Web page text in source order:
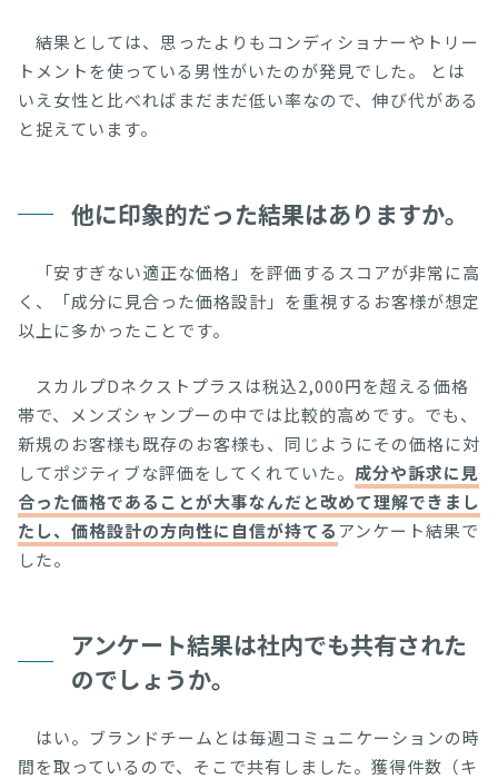
結果としては、思ったよりもコンディショナーやトリー
トメントを使っている男性がいたのが発見でした。 とは
いえ女性と比べればまだまだ低い率なので、伸び代がある
と捉えています。
他に印象的だった結果はありますか。
「安すぎない適正な価格」を評価するスコアが非常に高
く、「成分に見合った価格設計」を重視するお客様が想定
以上に多かったことです。
スカルプDネクストプラスは税込2,000円を超える価格
帯で、メンズシャンプーの中では比較的高めです。でも、
新規のお客様も既存のお客様も、同じようにその価格に対
してポジティブな評価をしてくれていた。 成分や訴求に見
合った価格であることが大事なんだと改めて理解できまし
たし、価格設計の方向性に自信が持てる アンケート結果で
した。
アンケート結果は社内でも共有された
のでしょうか。
はい。ブランドチームとは毎週コミュニケーションの時
間を取っているので、そこで共有しました。獲得件数（キ